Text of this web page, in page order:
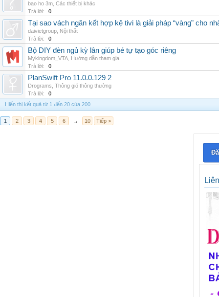
bao ho 3m Các thiết bị khác
Trả lời:
0
Tại sao vách ngăn kết hợp kệ tivi là giải pháp “vàng” cho
daivietgroup Nội thất
Trả lời:
0
Bộ DIY đèn ngủ kỳ lân giúp bé tự tạo góc riêng
Mykingdom_VTA Hướng dẫn tham gia
Trả lời:
0
PlanSwift Pro 11.0.0.129 2
Drograms Thông gió thông thường
Trả lời:
0
Hiển thị kết quả từ 1 đến 20 của 200
1 2 3 4 5 6 → 10 Tiếp >